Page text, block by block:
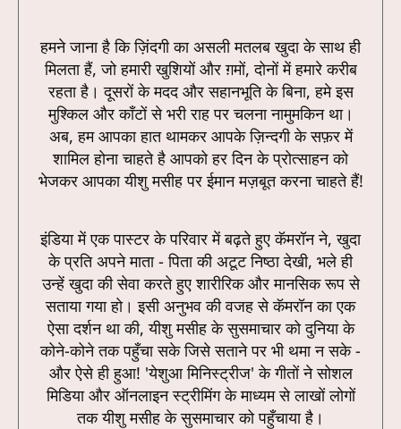
हमने जाना है कि ज़िंदगी का असली मतलब खुदा के साथ ही
मिलता हैं, जो हमारी खुशियों और ग़मों, दोनों में हमारे करीब
रहता है। दूसरों के मदद और सहानभूति के बिना, हमे इस
मुश्किल और काँटों से भरी राह पर चलना नामुमकिन था।
अब, हम आपका हात थामकर आपके ज़िन्दगी के सफ़र में
शामिल होना चाहते है आपको हर दिन के प्रोत्साहन को
भेजकर आपका यीशु मसीह पर ईमान मज़बूत करना चाहते हैं!
इंडिया में एक पास्टर के परिवार में बढ़ते हुए कॅमरॉन ने, खुदा
के प्रति अपने माता - पिता की अटूट निष्ठा देखी, भले ही
उन्हें खुदा की सेवा करते हुए शारीरिक और मानसिक रूप से
सताया गया हो। इसी अनुभव की वजह से कॅमरॉन का एक
ऐसा दर्शन था की, यीशु मसीह के सुसमाचार को दुनिया के
कोने-कोने तक पहुँचा सके जिसे सताने पर भी थमा न सके -
और ऐसे ही हुआ! 'येशुआ मिनिस्ट्रीज' के गीतों ने सोशल
मिडिया और ऑनलाइन स्ट्रीमिंग के माध्यम से लाखों लोगों
तक यीशु मसीह के सुसमाचार को पहुँचाया है।